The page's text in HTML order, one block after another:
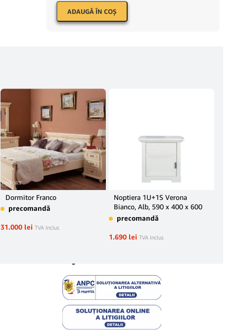
ADAUGĂ ÎN COŞ
Dormitor Franco
precomandă
31.000 lei TVA Inclus
Noptiera 1U+1S Verona
Bianco, Alb, 590 x 400 x 600
mm.
precomandă
1.690 lei TVA Inclus